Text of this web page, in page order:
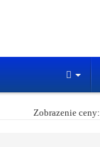
Zobrazenie ceny: